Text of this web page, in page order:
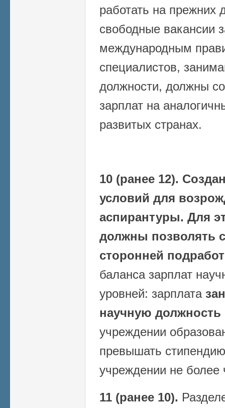
работать на прежних
свободные вакансии
международным
специалистов,
должности, должны
зарплат на
развитых странах.
10 (ранее 12).
условий для
аспирантуры. Для
должны позволять
сторонней
баланса зарплат
уровней: зарплата
научную должность
учреждении
превышать
учреждении не
11 (ранее 10).